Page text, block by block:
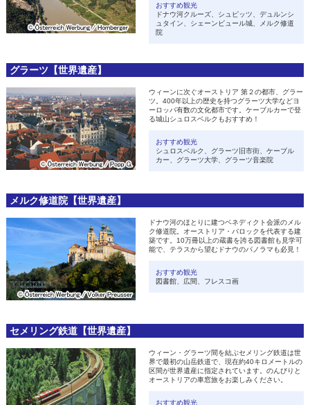
おすすめ観光
ドナウ河クルーズ、シュピッツ、デュルンシ
ュタイン、シェーンビュール城、メルク修道
院
グラーツ【世界遺産】
ウィーンに次ぐオーストリア 第２の都市、グラー
ツ。400年以上の歴史を持つグラーツ大学などヨ
ーロッパ有数の文化都市です。ケーブルカーで登
る城山シュロスベルクもおすすめ！
おすすめ観光
シュロスベルク、グラーツ旧市街、ケーブル
カー、グラーツ大学、グラーツ音楽院
メルク修道院【世界遺産】
ドナウ河のほとりに建つベネディクト会派のメル
ク修道院。オーストリア・バロックを代表する建
築です。10万冊以上の蔵書を誇る図書館も見学可
能で、テラスから望むドナウのパノラマも必見！
おすすめ観光
図書館、広間、フレスコ画
セメリング鉄道【世界遺産】
ウィーン・グラーツ間を結ぶセメリング鉄道は世
界で最初の山岳鉄道で、現在約40キロメートルの
区間が世界遺産に指定されています。のんびりと
オーストリアの車窓旅をお楽しみください。
おすすめ観光